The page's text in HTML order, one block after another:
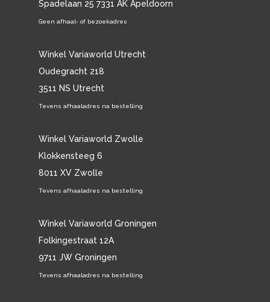
Spadelaan 25 7331 AK Apeldoorn
Geen afhaal- of bezoekadres
Winkel Variaworld Utrecht
Oudegracht 218
3511 NS Utrecht
Tevens afhaaladres na bestelling
Winkel Variaworld Zwolle
Klokkensteeg 6
8011 XV Zwolle
Tevens afhaaladres na bestelling
Winkel Variaworld Groningen
Folkingestraat 12A
9711 JW Groningen
Tevens afhaaladres na bestelling